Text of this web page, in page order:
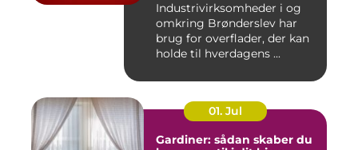
Industrivirksomheder i og
omkring Brønderslev har
brug for overflader, der kan
holde til hverdagens ...
01. Jul
Gardiner: sådan skaber du